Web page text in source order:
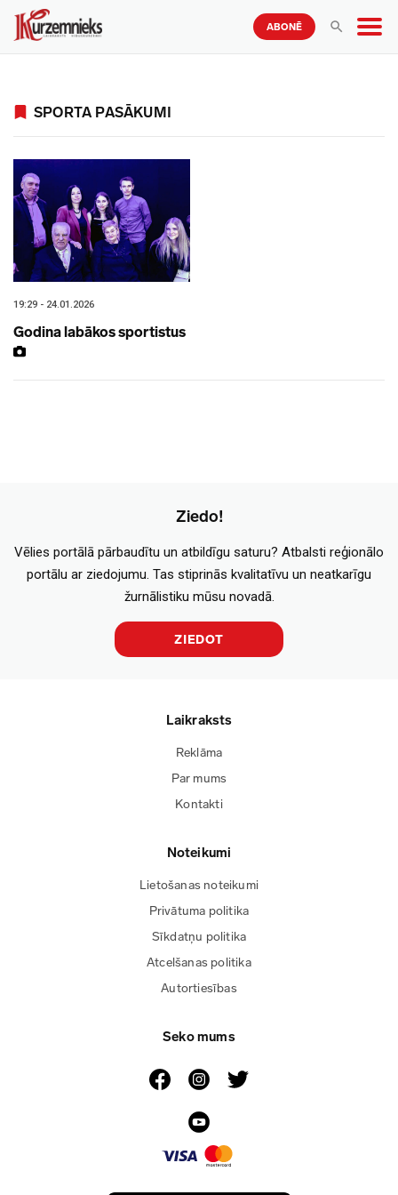
ABONĒ
SPORTA PASĀKUMI
19:29 - 24.01.2026
Godina labākos sportistus
Ziedo!
Vēlies portālā pārbaudītu un atbildīgu saturu? Atbalsti reģionālo
portālu ar ziedojumu. Tas stiprinās kvalitatīvu un neatkarīgu
žurnālistiku mūsu novadā.
ZIEDOT
Laikraksts
Reklāma
Par mums
Kontakti
Noteikumi
Lietošanas noteikumi
Privātuma politika
Sīkdatņu politika
Atcelšanas politika
Autortiesības
Seko mums